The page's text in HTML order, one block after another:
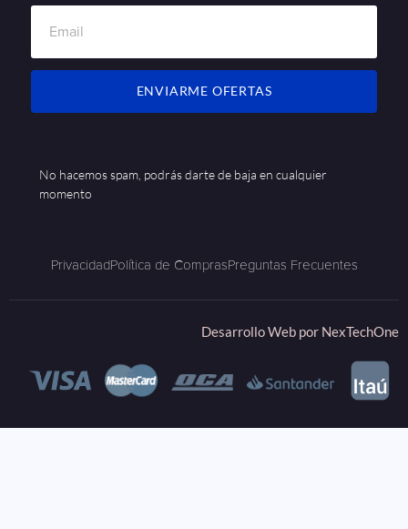
ENVIARME OFERTAS
No hacemos spam, podrás darte de baja en cualquier
momento
PrivacidadPolítica de ComprasPreguntas Frecuentes
Desarrollo Web por NexTechOne